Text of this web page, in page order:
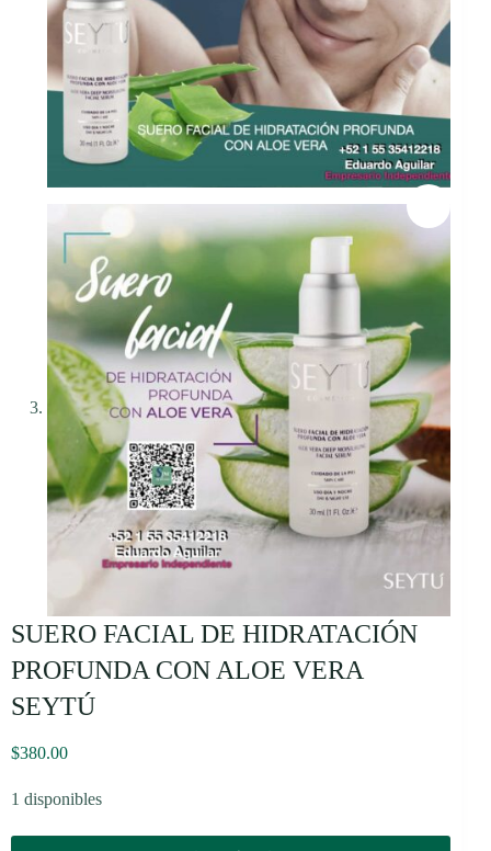
SUERO FACIAL DE HIDRATACIÓN
PROFUNDA CON ALOE VERA
SEYTÚ
$380.00
1 disponibles